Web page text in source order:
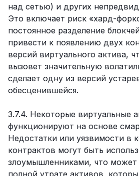
над сетью) и других
Это включает риск «хард-
постоянное разделение
привести к появлению двух
версий виртуального актива,
вызовет значительную
сделает одну из версий
обесценившейся.
3.7.4. Некоторые виртуальные
функционируют на основе
Недостатки или уязвимости в
контрактов могут быть
злоумышленниками, что может
полной утрате активов,